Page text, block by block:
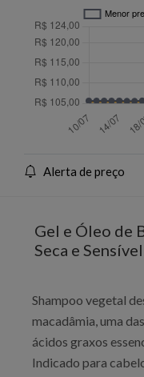
Alerta de preço
Gel e Óleo de
Seca e
Shampoo vegetal
macadâmia, uma
ácidos graxos
Indicado para